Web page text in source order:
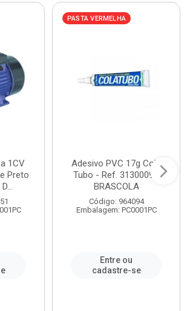
1CV
Preto
PASTA VERMELHA
Adesivo PVC 17g Cola
Tubo - Ref. 3130009 -
BRASCOLA
Código: 964094
Embalagem: PC0001PC
Entre ou
cadastre-se